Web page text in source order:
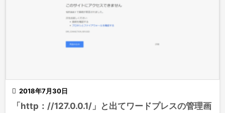
 2018年7月30日
「http：//127.0.0.1/」と出てワードプレスの管理画